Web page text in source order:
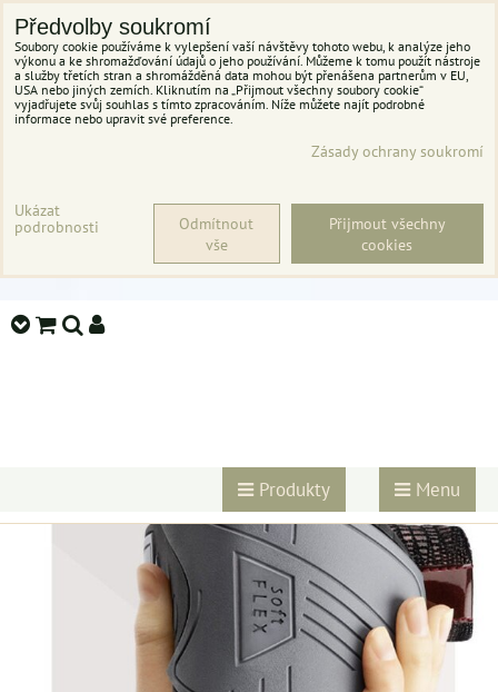
Produkty Menu
Předvolby soukromí
Soubory cookie používáme k vylepšení vaší návštěvy tohoto webu, k analýze jeho
výkonu a ke shromažďování údajů o jeho používání. Můžeme k tomu použít nástroje
a služby třetích stran a shromážděná data mohou být přenášena partnerům v EU,
USA nebo jiných zemích. Kliknutím na „Přijmout všechny soubory cookie“
vyjadřujete svůj souhlas s tímto zpracováním. Níže můžete najít podrobné
informace nebo upravit své preference.
Zásady ochrany soukromí
Ukázat
podrobnosti
Přijmout všechny
cookies
Odmítnout
vše